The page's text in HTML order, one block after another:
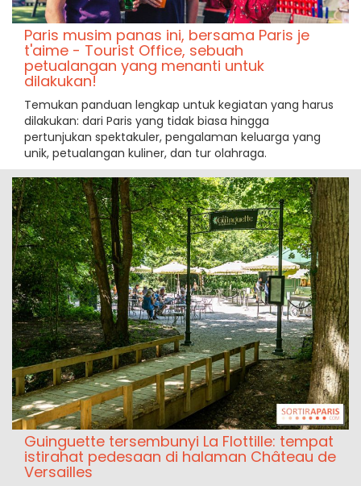
Paris musim panas ini, bersama Paris je
t'aime - Tourist Office, sebuah
petualangan yang menanti untuk
dilakukan!
Temukan panduan lengkap untuk kegiatan yang harus
dilakukan: dari Paris yang tidak biasa hingga
pertunjukan spektakuler, pengalaman keluarga yang
unik, petualangan kuliner, dan tur olahraga.
Guinguette tersembunyi La Flottille: tempat
istirahat pedesaan di halaman Château de
Versailles